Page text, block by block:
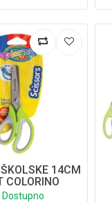
14CM
COLORINO
Dostupno